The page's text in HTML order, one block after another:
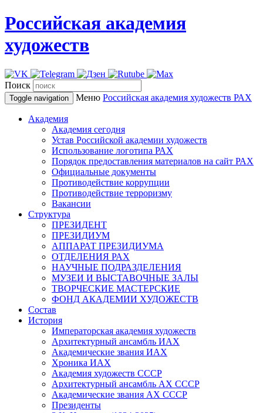
Российская академия
художеств
Поиск
Toggle navigation Меню Российская академия художеств РАХ
Академия
Академия сегодня
Устав Российской академии художеств
Использование логотипа РАХ
Порядок предоставления материалов на сайт РАХ
Официальные документы
Противодействие коррупции
Противодействие терроризму
Вакансии
Структура
ПРЕЗИДЕНТ
ПРЕЗИДИУМ
АППАРАТ ПРЕЗИДИУМА
ОТДЕЛЕНИЯ РАХ
НАУЧНЫЕ ПОДРАЗДЕЛЕНИЯ
МУЗЕИ И ВЫСТАВОЧНЫЕ ЗАЛЫ
ТВОРЧЕСКИЕ МАСТЕРСКИЕ
ФОНД АКАДЕМИИ ХУДОЖЕСТВ
Состав
История
Императорская академия художеств
Архитектурный ансамбль ИАХ
Академические звания ИАХ
Хроника ИАХ
Академия художеств СССР
Архитектурный ансамбль АХ СССР
Академические звания АХ СССР
Президенты